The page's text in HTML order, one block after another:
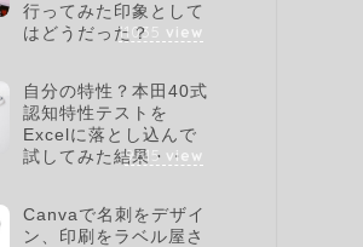
行ってみた印象として
はどうだった？
11035 view
自分の特性？本田40式
認知特性テストを
Excelに落とし込んで
試してみた結果・・
9615 view
Canvaで名刺をデザイ
ン、印刷をラベル屋さ